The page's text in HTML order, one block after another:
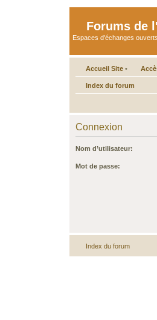
Forums de
Espaces d'échanges
Accueil Site •
Index du forum
Connexion
Nom d’utilisateur:
Mot de passe:
Index du forum